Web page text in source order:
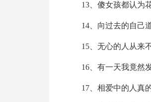
13、傻女孩都认为
14、向过去的自己
15、无心的人从来
16、有一天我竟然
17、相爱中的人真